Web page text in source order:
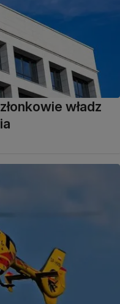
władz